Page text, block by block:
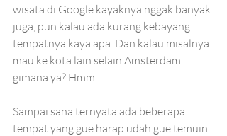
wisata di Google kayaknya nggak banyak
juga, pun kalau ada kurang kebayang
tempatnya kaya apa. Dan kalau misalnya
mau ke kota lain selain Amsterdam
gimana ya? Hmm.
Sampai sana ternyata ada beberapa
tempat yang gue harap udah gue temuin